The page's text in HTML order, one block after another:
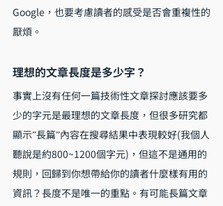
Google，也要考慮讀者的感受是否會重複性的
厭煩。
理想的文章長度是多少字？
事實上沒有任何一篇技術性文章探討應該要多
少的字元是最理想的文章長度，但很多研究都
顯示”長篇”內容在搜尋結果中表現較好(我個人
聽說是約800~1200個字元)，但這不是通用的
規則，回歸到你想帶給你的讀者什麼樣有用的
資訊？長度不是唯一的重點。有可能長篇文章